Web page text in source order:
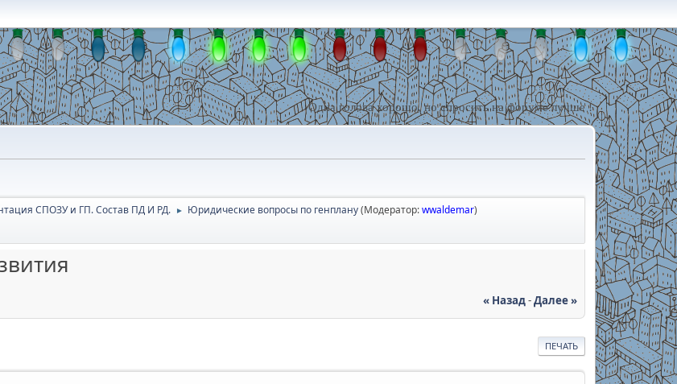
Одна голова хорошо, но спросить на форуме лучше !
СПОЗУ и ГП. Состав ПД И РД. ► Юридичеcкие вопросы по генплану(Модератор:wwaldemar)
« Назад-Далее »
ПЕЧАТЬ